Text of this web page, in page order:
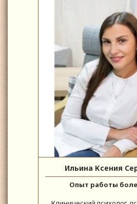
Ильина Ксения
Опыт работы